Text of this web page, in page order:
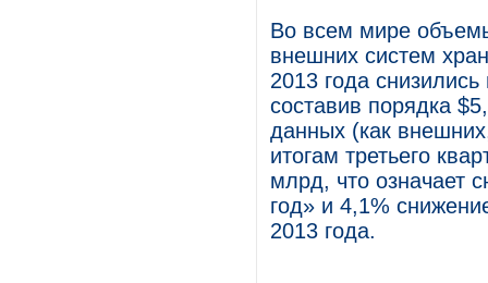
Во всем мире
внешних систем
2013 года
составив порядка
данных (как
итогам третьего
млрд, что означает
год» и 4,1%
2013 года.